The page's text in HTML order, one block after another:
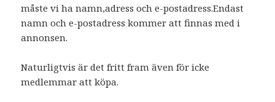
måste vi ha namn,adress och e-postadress.Endast
namn och e-postadress kommer att finnas med i
annonsen.
Naturligtvis är det fritt fram även för icke
medlemmar att köpa.